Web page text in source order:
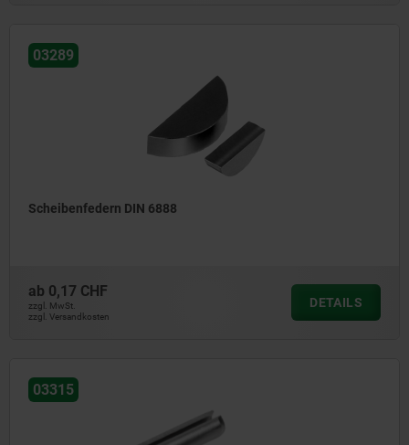
03289
Scheibenfedern DIN 6888
ab 0,17 CHF
zzgl. MwSt.
zzgl. Versandkosten
DETAILS
03315